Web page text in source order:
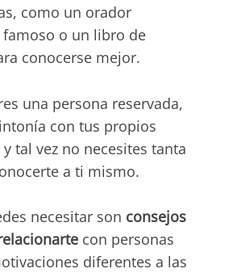
como un orador
o un libro de
conocerse mejor.
una persona reservada,
con tus propios
tal vez no necesites tanta
a ti mismo.
necesitar son consejos
con personas
diferentes a las